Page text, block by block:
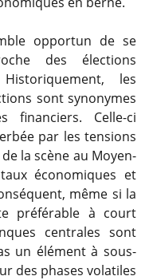
opportun de se
des élections
les
sont synonymes
Celle-ci
par les tensions
la scène au Moyen-
économiques et
même si la
préférable à court
centrales sont
un élément à sous-
des phases volatiles